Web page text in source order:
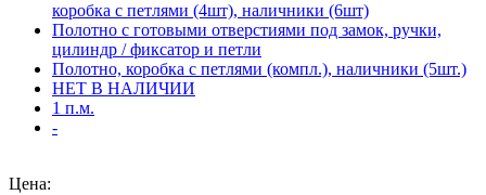
коробка с петлями (4шт), наличники (6шт)
Полотно с готовыми отверстиями под замок, ручки,
цилиндр / фиксатор и петли
Полотно, коробка с петлями (компл.), наличники (5шт.)
НЕТ В НАЛИЧИИ
1 п.м.
-
Цена: